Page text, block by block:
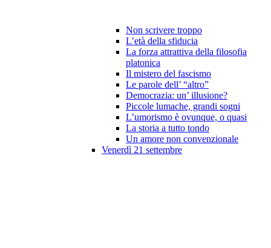
Non scrivere troppo
L’età della sfiducia
La forza attrattiva della filosofia
platonica
Il mistero del fascismo
Le parole dell’ “altro”
Democrazia: un’ illusione?
Piccole lumache, grandi sogni
L’umorismo è ovunque, o quasi
La storia a tutto tondo
Un amore non convenzionale
Venerdì 21 settembre